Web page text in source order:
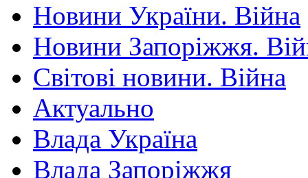
Новини України. Війна
Новини Запоріжжя.
Світові новини. Війна
Актуально
Влада Україна
Влада Запоріжжя